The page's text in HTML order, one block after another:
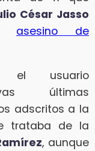
César Jasso
asesino de
usuario
últimas
adscritos a la
trataba de la
, aunque